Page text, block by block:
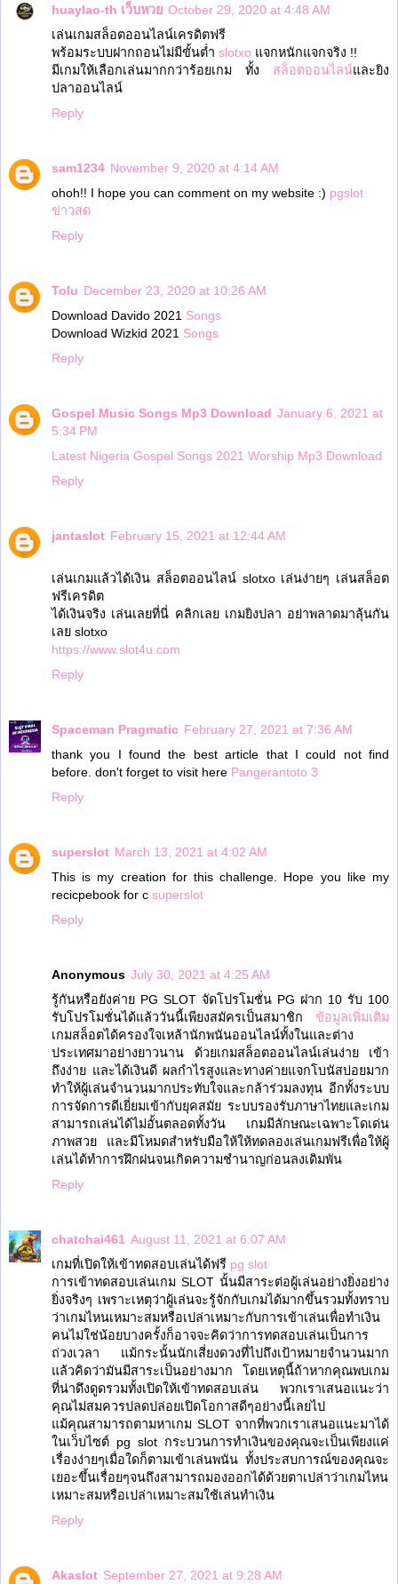
huaylao-th เว็บหวย October 29, 2020 at 4:48 AM
เล่นเกมสล็อตออนไลน์เครดิตฟรี
พร้อมระบบฝากถอนไม่มีขั้นต่ำ slotxo แจกหนักแจกจริง !!
มีเกมให้เลือกเล่นมากกว่าร้อยเกม ทั้ง สล็อตออนไลน์และยิง
ปลาออนไลน์
Reply
sam1234 November 9, 2020 at 4:14 AM
ohoh!! I hope you can comment on my website :) pgslot
ข่าวสด
Reply
Tolu December 23, 2020 at 10:26 AM
Download Davido 2021 Songs
Download Wizkid 2021 Songs
Reply
Gospel Music Songs Mp3 Download January 6, 2021 at
5:34 PM
Latest Nigeria Gospel Songs 2021 Worship Mp3 Download
Reply
jantaslot February 15, 2021 at 12:44 AM
เล่นเกมแล้วได้เงิน สล็อตออนไลน์ slotxo เล่นง่ายๆ เล่นสล็อต
ฟรีเครดิต
ได้เงินจริง เล่นเลยที่นี่ คลิกเลย เกมยิงปลา อย่าพลาดมาลุ้นกัน
เลย slotxo
https://www.slot4u.com
Reply
Spaceman Pragmatic February 27, 2021 at 7:36 AM
thank you I found the best article that I could not find
before. don't forget to visit here Pangerantoto 3
Reply
superslot March 13, 2021 at 4:02 AM
This is my creation for this challenge. Hope you like my
recicpebook for c superslot
Reply
Anonymous July 30, 2021 at 4:25 AM
รู้กันหรือยังค่าย PG SLOT จัดโปรโมชั่น PG ฝาก 10 รับ 100
รับโปรโมชั่นได้แล้ววันนี้เพียงสมัครเป็นสมาชิก ข้อมูลเพิ่มเติม
เกมสล็อตได้ครองใจเหล้านักพนันออนไลน์ทั้งในและต่าง
ประเทศมาอย่างยาวนาน ด้วยเกมสล็อตออนไลน์เล่นง่าย เข้า
ถึงง่าย และได้เงินดี ผลกำไรสูงและทางค่ายแจกโบนัสบ่อยมาก
ทำให้ผู้เล่นจำนวนมากประทับใจและกล้าร่วมลงทุน อีกทั้งระบบ
การจัดการดีเยี่ยมเข้ากับยุคสมัย ระบบรองรับภาษาไทยและเกม
สามารถเล่นได้ไม่อั้นตลอดทั้งวัน เกมมีลักษณะเฉพาะโดเด่น
ภาพสวย และมีโหมดสำหรับมือให้ให้ทดลองเล่นเกมฟรีเพื่อให้ผู้
เล่นได้ทำการฝึกฝนจนเกิดความชำนาญก่อนลงเดิมพัน
Reply
chatchai461 August 11, 2021 at 6:07 AM
เกมที่เปิดให้เข้าทดสอบเล่นได้ฟรี pg slot
การเข้าทดสอบเล่นเกม SLOT นั้นมีสาระต่อผู้เล่นอย่างยิ่งอย่าง
ยิ่งจริงๆ เพราะเหตุว่าผู้เล่นจะรู้จักกับเกมได้มากขึ้นรวมทั้งทราบ
ว่าเกมไหนเหมาะสมหรือเปล่าเหมาะกับการเข้าเล่นเพื่อทำเงิน
คนไม่ใช่น้อยบางครั้งก็อาจจะคิดว่าการทดสอบเล่นเป็นการ
ถ่วงเวลา แม้กระนั้นนักเสี่ยงดวงที่ไปถึงเป้าหมายจำนวนมาก
แล้วคิดว่ามันมีสาระเป็นอย่างมาก โดยเหตุนี้ถ้าหากคุณพบเกม
ที่น่าดึงดูดรวมทั้งเปิดให้เข้าทดสอบเล่น พวกเราเสนอแนะว่า
คุณไม่สมควรปลดปล่อยเปิดโอกาสดีๆอย่างนี้เลยไป
แม้คุณสามารถตามหาเกม SLOT จากที่พวกเราเสนอแนะมาได้
ในเว็บไซต์ pg slot กระบวนการทำเงินของคุณจะเป็นเพียงแค่
เรื่องง่ายๆเมื่อใดก็ตามเข้าเล่นพนัน ทั้งประสบการณ์ของคุณจะ
เยอะขึ้นเรื่อยๆจนถึงสามารถมองออกได้ด้วยตาเปล่าว่าเกมไหน
เหมาะสมหรือเปล่าเหมาะสมใช้เล่นทำเงิน
Reply
Akaslot September 27, 2021 at 9:28 AM